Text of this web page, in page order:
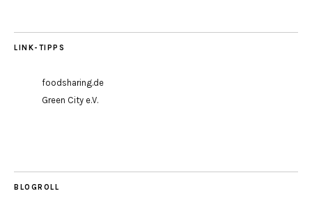
LINK-TIPPS
foodsharing.de
Green City e.V.
BLOGROLL